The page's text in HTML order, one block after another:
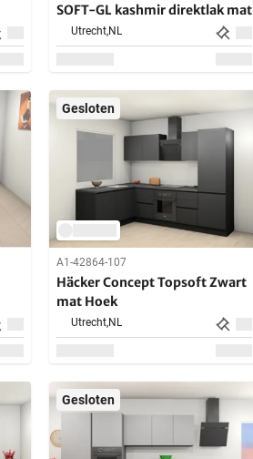
SOFT-GL kashmir direktlak mat
Utrecht,NL
Gesloten
A1-42864-107
Häcker Concept Topsoft Zwart
mat Hoek
Utrecht,NL
Gesloten